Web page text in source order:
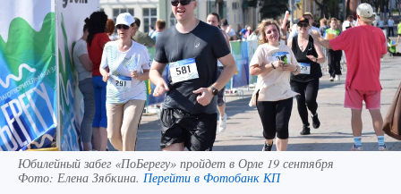
Юбилейный забег «ПоБерегу» пройдет в Орле 19 сентября
Фото: Елена Зябкина. Перейти в Фотобанк КП